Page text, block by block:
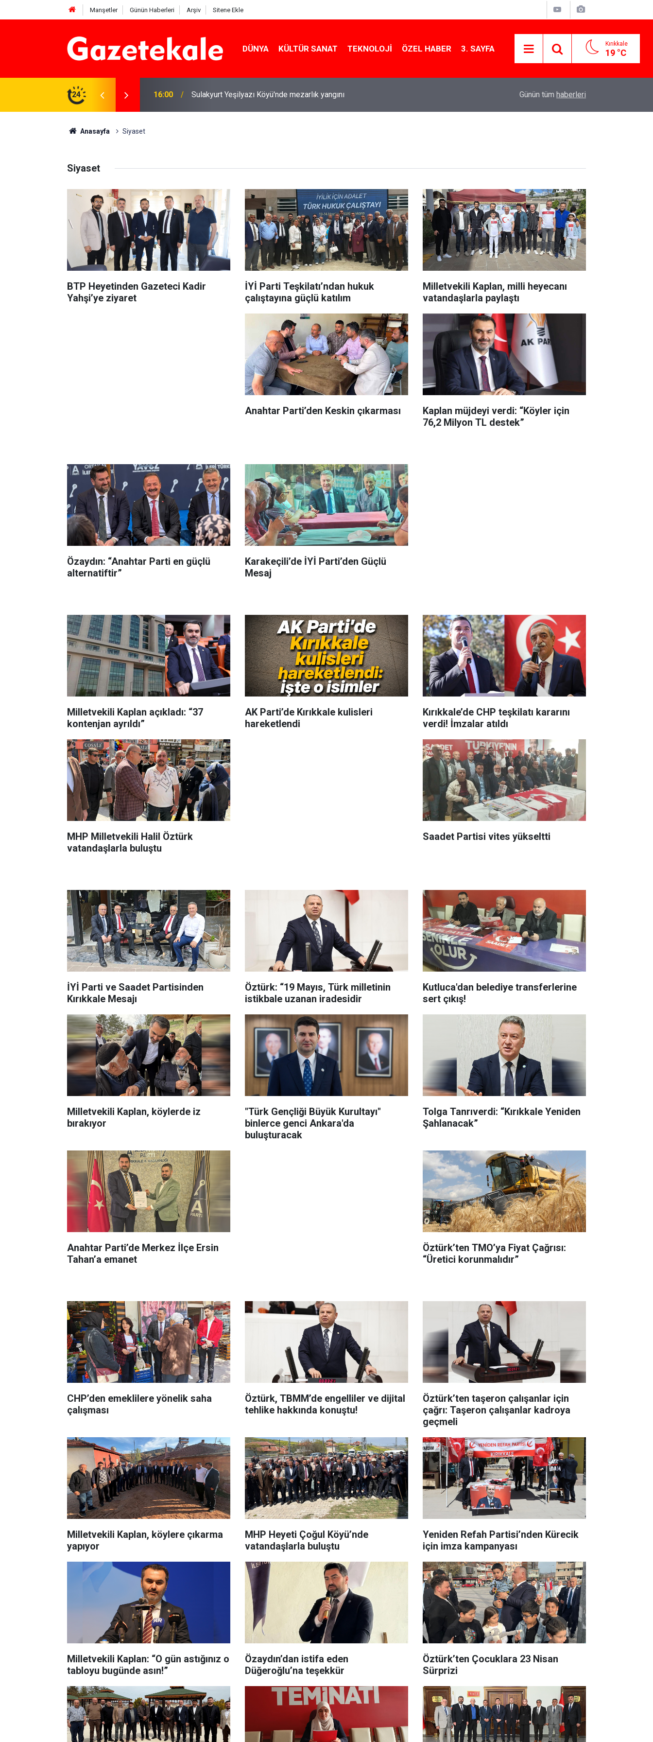
Manşetler Günün Haberleri Arşiv Sitene Ekle
DÜNYA KÜLTÜR SANAT TEKNOLOJI ÖZEL HABER 3. SAYFA Kırıkkale
19 °C
24
çalışmaları değerlendirildi 16:00 Sulakyurt Yeşilyazı Köyü'nde mezarlık yangını Kırıkkale'de çekiciye çarpan kamyon hurdaya
Günün tüm haberleri
Anasayfa Siyaset
Siyaset
BTP Heyetinden Gazeteci Kadir
Yahşi’ye ziyaret
İYİ Parti Teşkilatı’ndan hukuk
çalıştayına güçlü katılım
Milletvekili Kaplan, milli heyecanı
vatandaşlarla paylaştı
Anahtar Parti’den Keskin çıkarması
Kaplan müjdeyi verdi: “Köyler için
76,2 Milyon TL destek”
Özaydın: “Anahtar Parti en güçlü
alternatiftir”
Karakeçili’de İYİ Parti’den Güçlü
Mesaj
Milletvekili Kaplan açıkladı: “37
kontenjan ayrıldı”
AK Parti’de Kırıkkale kulisleri
hareketlendi
Kırıkkale’de CHP teşkilatı kararını
verdi! İmzalar atıldı
MHP Milletvekili Halil Öztürk
vatandaşlarla buluştu
Saadet Partisi vites yükseltti
İYİ Parti ve Saadet Partisinden
Kırıkkale Mesajı
Öztürk: “19 Mayıs, Türk milletinin
istikbale uzanan iradesidir
Kutluca'dan belediye transferlerine
sert çıkış!
Milletvekili Kaplan, köylerde iz
bırakıyor
"Türk Gençliği Büyük Kurultayı"
binlerce genci Ankara'da
buluşturacak
Tolga Tanrıverdi: “Kırıkkale Yeniden
Şahlanacak”
Anahtar Parti’de Merkez İlçe Ersin
Tahan’a emanet
Öztürk’ten TMO’ya Fiyat Çağrısı:
“Üretici korunmalıdır”
CHP’den emeklilere yönelik saha
çalışması
Öztürk, TBMM’de engelliler ve dijital
tehlike hakkında konuştu!
Öztürk’ten taşeron çalışanlar için
çağrı: Taşeron çalışanlar kadroya
geçmeli
Milletvekili Kaplan, köylere çıkarma
yapıyor
MHP Heyeti Çoğul Köyü’nde
vatandaşlarla buluştu
Yeniden Refah Partisi’nden Kürecik
için imza kampanyası
Milletvekili Kaplan: “O gün astığınız o
tabloyu bugünde asın!”
Özaydın’dan istifa eden
Düğeroğlu’na teşekkür
Öztürk’ten Çocuklara 23 Nisan
Sürprizi